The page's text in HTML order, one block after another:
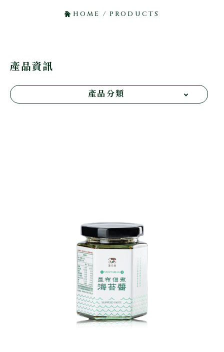
HOME / PRODUCTS
產品資訊
產品分類